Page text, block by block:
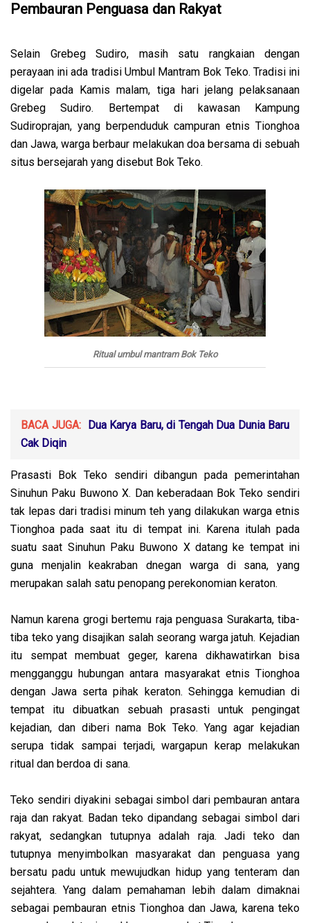
Pembauran Penguasa dan Rakyat
Selain Grebeg Sudiro, masih satu rangkaian dengan
perayaan ini ada tradisi Umbul Mantram Bok Teko. Tradisi ini
digelar pada Kamis malam, tiga hari jelang pelaksanaan
Grebeg Sudiro. Bertempat di kawasan Kampung
Sudiroprajan, yang berpenduduk campuran etnis Tionghoa
dan Jawa, warga berbaur melakukan doa bersama di sebuah
situs bersejarah yang disebut Bok Teko.
Ritual umbul mantram Bok Teko
BACA JUGA:
Dua Karya Baru, di Tengah Dua Dunia Baru
Cak Diqin
Prasasti Bok Teko sendiri dibangun pada pemerintahan
Sinuhun Paku Buwono X. Dan keberadaan Bok Teko sendiri
tak lepas dari tradisi minum teh yang dilakukan warga etnis
Tionghoa pada saat itu di tempat ini. Karena itulah pada
suatu saat Sinuhun Paku Buwono X datang ke tempat ini
guna menjalin keakraban dnegan warga di sana, yang
merupakan salah satu penopang perekonomian keraton.
Namun karena grogi bertemu raja penguasa Surakarta, tiba-
tiba teko yang disajikan salah seorang warga jatuh. Kejadian
itu sempat membuat geger, karena dikhawatirkan bisa
mengganggu hubungan antara masyarakat etnis Tionghoa
dengan Jawa serta pihak keraton. Sehingga kemudian di
tempat itu dibuatkan sebuah prasasti untuk pengingat
kejadian, dan diberi nama Bok Teko. Yang agar kejadian
serupa tidak sampai terjadi, wargapun kerap melakukan
ritual dan berdoa di sana.
Teko sendiri diyakini sebagai simbol dari pembauran antara
raja dan rakyat. Badan teko dipandang sebagai simbol dari
rakyat, sedangkan tutupnya adalah raja. Jadi teko dan
tutupnya menyimbolkan masyarakat dan penguasa yang
bersatu padu untuk mewujudkan hidup yang tenteram dan
sejahtera. Yang dalam pemahaman lebih dalam dimaknai
sebagai pembauran etnis Tionghoa dan Jawa, karena teko